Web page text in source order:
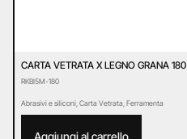
CARTA VETRATA X LEGNO GRANA 180
RKBI5M-180
Abrasivi e siliconi Carta Vetrata Ferramenta